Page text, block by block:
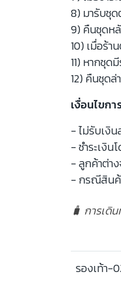
8) มารับชุ
9) คืนชุดห
10) เมื่อร้า
11) หากชุด
12) คืนชุด
เงื่อนไขกา
- ไม่รับเงิ
- ชำระเงิน
- ลูกค้าต่า
- กรณีสินค้
🧳 การเดิ
รองเท้า-